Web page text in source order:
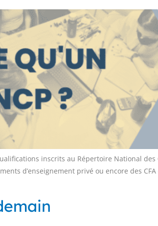
inscrits au Répertoire National
d’enseignement privé ou encore des